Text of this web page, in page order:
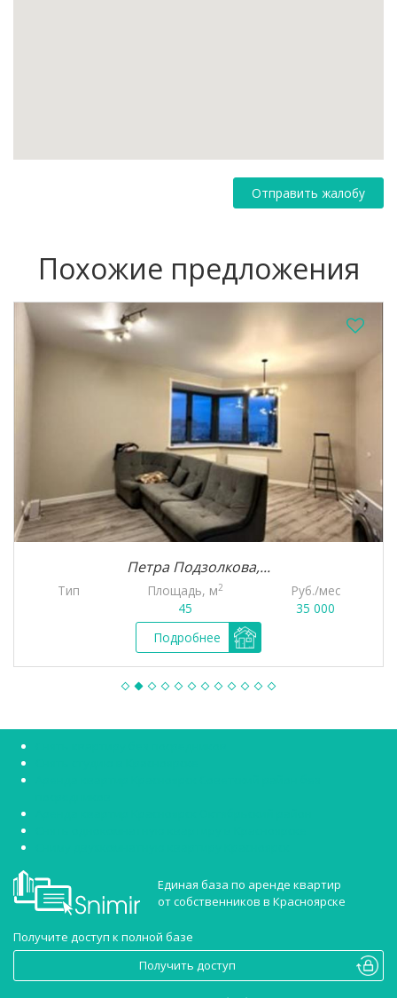
Отправить жалобу
Похожие предложения
Петра Подзолкова,...
Тип Площадь, м2
45
Руб./мес
35 000
Подробнее
Единая база по аренде квартир
от собственников в Красноярске
Получите доступ к полной базе
Получить доступ